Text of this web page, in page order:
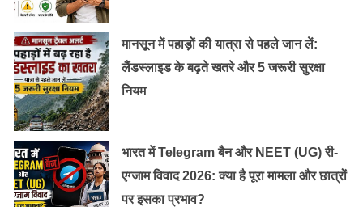
मानसून में पहाड़ों की यात्रा से पहले जान लें:
लैंडस्लाइड के बढ़ते खतरे और 5 जरूरी सुरक्षा
नियम
भारत में Telegram बैन और NEET (UG) री-
एग्जाम विवाद 2026: क्या है पूरा मामला और छात्रों
पर इसका प्रभाव?